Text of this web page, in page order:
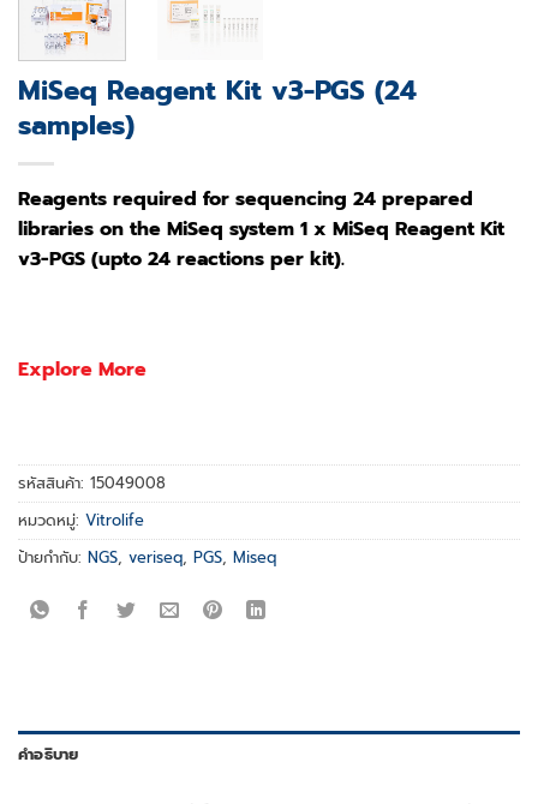
MiSeq Reagent Kit v3-PGS (24
samples)
Reagents required for sequencing 24 prepared
libraries on the MiSeq system 1 x MiSeq Reagent Kit
v3-PGS (upto 24 reactions per kit).
Explore More
รหัสสินค้า: 15049008
หมวดหมู่: Vitrolife
ป้ายกำกับ: NGS, veriseq, PGS, Miseq
คำอธิบาย